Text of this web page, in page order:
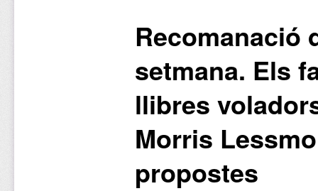
Recomanació
setmana. Els
llibres
Morris
propostes